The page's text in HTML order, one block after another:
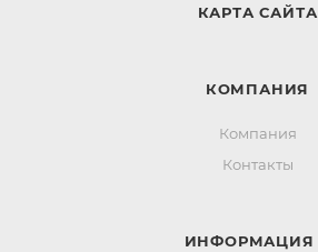
КАРТА САЙТА
КОМПАНИЯ
Компания
Контакты
ИНФОРМАЦИЯ